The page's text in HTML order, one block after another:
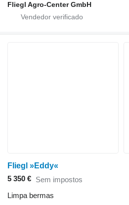
Fliegl Agro-Center GmbH
Fliegl »Eddy«
5 350 € Sem impostos
Limpa bermas